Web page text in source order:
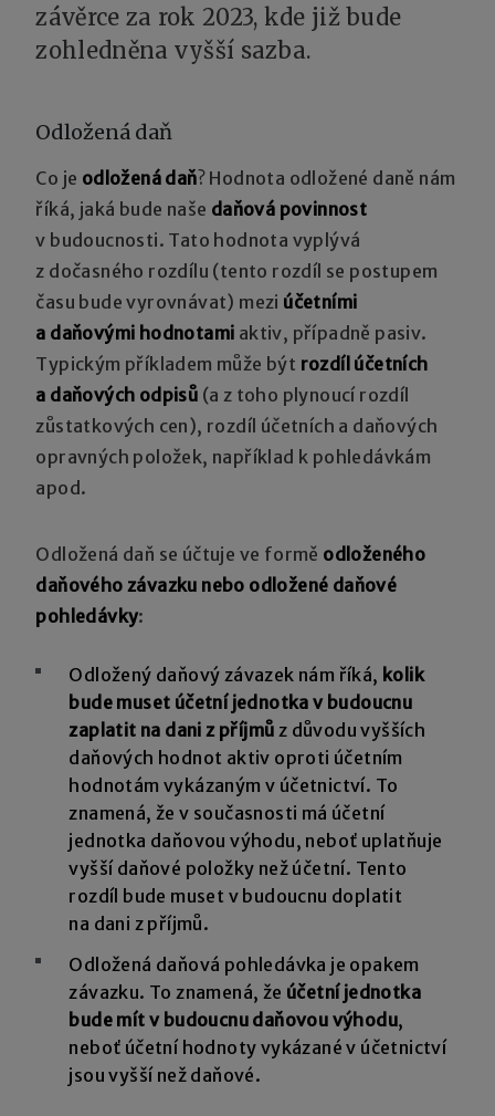
závěrce za rok 2023, kde již bude
zohledněna vyšší sazba.
Odložená daň
Co je odložená daň? Hodnota odložené daně nám
říká, jaká bude naše daňová povinnost
v budoucnosti. Tato hodnota vyplývá
z dočasného rozdílu (tento rozdíl se postupem
času bude vyrovnávat) mezi účetními
a daňovými hodnotami aktiv, případně pasiv.
Typickým příkladem může být rozdíl účetních
a daňových odpisů (a z toho plynoucí rozdíl
zůstatkových cen), rozdíl účetních a daňových
opravných položek, například k pohledávkám
apod.
Odložená daň se účtuje ve formě odloženého
daňového závazku nebo odložené daňové
pohledávky:
Odložený daňový závazek nám říká, kolik
bude muset účetní jednotka v budoucnu
zaplatit na dani z příjmů z důvodu vyšších
daňových hodnot aktiv oproti účetním
hodnotám vykázaným v účetnictví. To
znamená, že v současnosti má účetní
jednotka daňovou výhodu, neboť uplatňuje
vyšší daňové položky než účetní. Tento
rozdíl bude muset v budoucnu doplatit
na dani z příjmů.
Odložená daňová pohledávka je opakem
závazku. To znamená, že účetní jednotka
bude mít v budoucnu daňovou výhodu,
neboť účetní hodnoty vykázané v účetnictví
jsou vyšší než daňové.